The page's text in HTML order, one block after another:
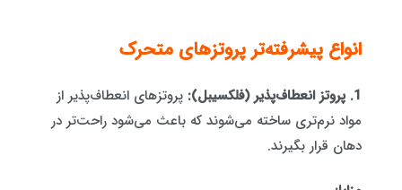
انواع پیشرفته‌تر پروتزهای متحرک
1. پروتز انعطاف‌پذیر (فلکسیبل):
پروتزهای انعطاف‌پذیر از
مواد نرم‌تری ساخته می‌شوند که باعث می‌شود راحت‌تر در
دهان قرار بگیرند.